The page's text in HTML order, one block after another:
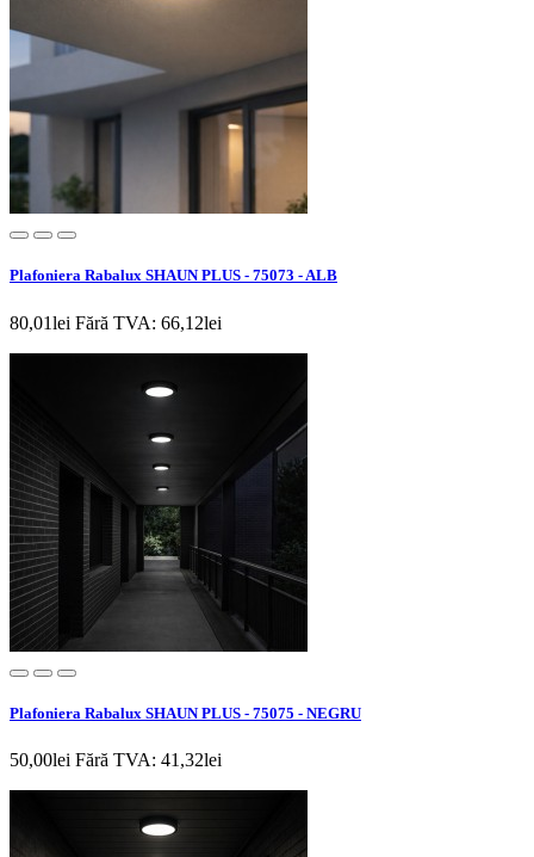
Plafoniera Rabalux SHAUN PLUS - 75073 - ALB
80,01lei Fără TVA: 66,12lei
Plafoniera Rabalux SHAUN PLUS - 75075 - NEGRU
50,00lei Fără TVA: 41,32lei